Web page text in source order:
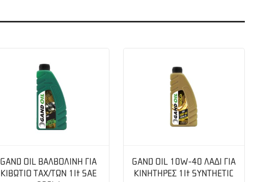
GAND OIL ΒΑΛΒΟΛΙΝΗ ΓΙΑ
ΚΙΒΩΤΙΟ ΤΑΧ/ΤΩΝ 1lt SAE
GAND OIL 10W-40 ΛΑΔΙ ΓΙΑ
ΚΙΝΗΤΗΡΕΣ 1lt SYNTHETIC